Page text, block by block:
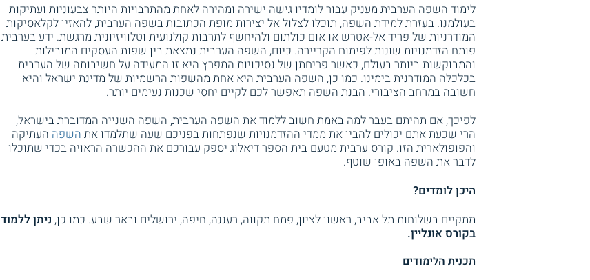
לימוד השפה הערבית מעניק עבור לומדיו גישה ישירה ומהירה לאחת מהתרבויות היותר צבעוניות ועתיקות
בעולמנו. בעזרת למידת השפה, תוכלו לצלול אל יצירות מופת הכתובות בשפה הערבית, להאזין לקלאסיקות
המודרניות של פריד אל-אטרש או אום כולתום ולהיחשף לתרבות קולנועית וטלוויזיונית מרגשת. ידע בערבית
פותח הזדמנויות שונות לפיתוח הקריירה. כיום, השפה הערבית נמצאת בין שפות העסקים המובילות
והמבוקשות ביותר בעולם, כאשר פריחתן של נסיכויות המפרץ היא זו המעידה על חשיבותה של הערבית
בכלכלה המודרנית בימינו. כמו כן, השפה הערבית היא אחת מהשפות הרשמיות של מדינת ישראל והיא
חשובה במרחב הציבורי. הבנת השפה תאפשר לכם לקיים יחסי שכנות נעימים יותר.
לפיכך, אם תהיתם בעבר למה באמת חשוב ללמוד את השפה הערבית, השפה השנייה המדוברת בישראל,
הרי שכעת אתם יכולים להבין את ממדי ההזדמנויות שנפתחות בפניכם שעה שתלמדו אתהשפה העתיקה
והפופולארית הזו. קורס ערבית מטעם בית הספר דיאלוג יספק עבורכם את ההכשרה הראויה בכדי שתוכלו
לדבר את השפה באופן שוטף.
היכן לומדים?
מתקיים בשלוחות תל אביב, ראשון לציון, פתח תקווה, רעננה, חיפה, ירושלים ובאר שבע. כמו כן, ניתן ללמוד
בקורס אונליין.
תכנית הלימודים